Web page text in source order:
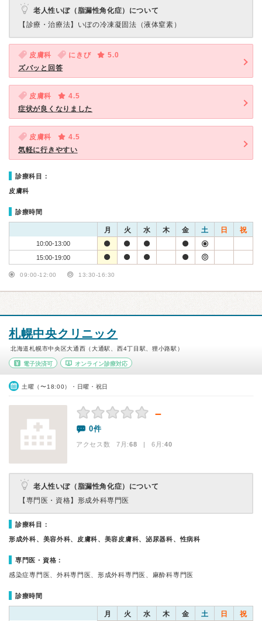
老人性いぼ（脂漏性角化症）について
【診療・治療法】 いぼの冷凍凝固法（液体窒素）
皮膚科 にきび
5.0
ズバッと回答
皮膚科
4.5
症状が良くなりました
皮膚科
4.5
気軽に行きやすい
診療科目：
皮膚科
診療時間
月 火 水 木 金 土 日 祝
10:00-13:00
15:00-19:00
09:00-12:00 13:30-16:30
札幌中央クリニック
北海道札幌市中央区大通西（大通駅、西4丁目駅、狸小路駅）
電子決済可 オンライン診療対応
土曜（〜18:00）・日曜・祝日
－
0件
アクセス数 7月:68 | 6月:40
老人性いぼ（脂漏性角化症）について
【専門医・資格】 形成外科専門医
診療科目：
形成外科、美容外科、皮膚科、美容皮膚科、泌尿器科、性病科
専門医・資格：
感染症専門医、外科専門医、形成外科専門医、麻酔科専門医
診療時間
月 火 水 木 金 土 日 祝